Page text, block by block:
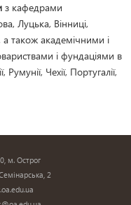
з кафедрами
Луцька, Вінниці,
а також академічними і
і фундаціями в
Чехії, Португалії,
м. Острог
2